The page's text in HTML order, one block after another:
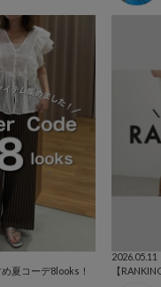
夏コーデ8looks！
2026.05.11